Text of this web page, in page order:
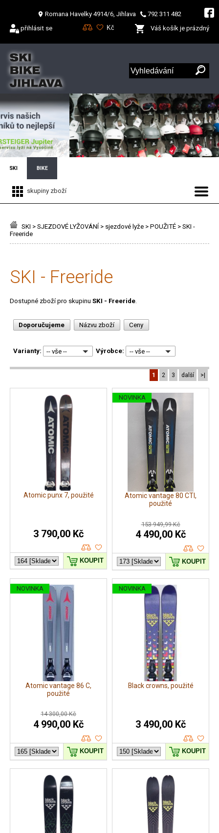
Romana Havelky 4914/6, Jihlava
792 311 482
přihlásit se
Váš košík je prázdný
SKI BIKE
skupiny zboží
SKI > SJEZDOVÉ LYŽOVÁNÍ > sjezdové lyže > POUŽITÉ > SKI -
Freeride
SKI - Freeride
Dostupné zboží pro skupinu SKI - Freeride.
Doporučujeme Názvu zboží Ceny
Varianty: -- vše -- Výrobce: -- vše --
1 2 3 další >|
Atomic punx 7, použité
3 790,00 Kč
KOUPIT
NOVINKA
Atomic vantage 80 CTI,
použité
153 949,99 Kč
4 490,00 Kč
KOUPIT
NOVINKA
Atomic vantage 86 C,
použité
14 300,00 Kč
4 990,00 Kč
KOUPIT
NOVINKA
Black crowns, použité
3 490,00 Kč
KOUPIT